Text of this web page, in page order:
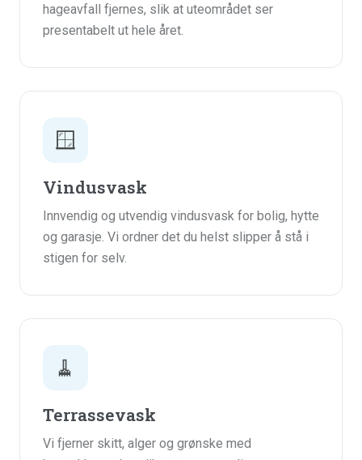
hageavfall fjernes, slik at uteområdet ser
presentabelt ut hele året.
🪟
Vindusvask
Innvendig og utvendig vindusvask for bolig, hytte
og garasje. Vi ordner det du helst slipper å stå i
stigen for selv.
🧹
Terrassevask
Vi fjerner skitt, alger og grønske med